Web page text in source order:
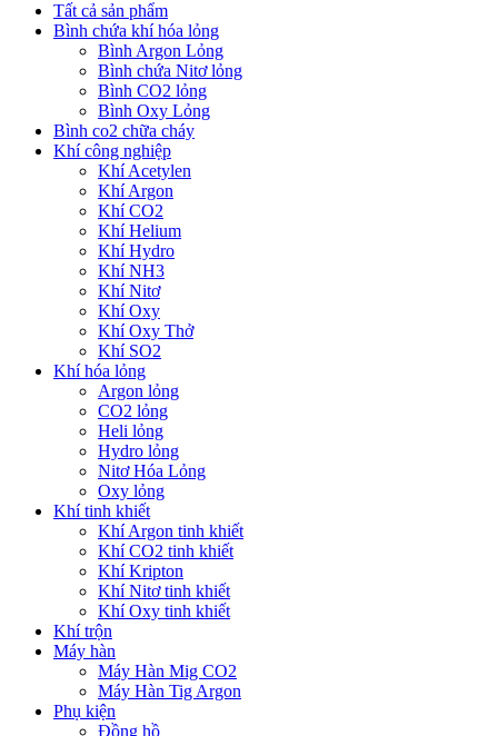
Tất cả sản phẩm
Bình chứa khí hóa lỏng
Bình Argon Lỏng
Bình chứa Nitơ lỏng
Bình CO2 lỏng
Bình Oxy Lỏng
Bình co2 chữa cháy
Khí công nghiệp
Khí Acetylen
Khí Argon
Khí CO2
Khí Helium
Khí Hydro
Khí NH3
Khí Nitơ
Khí Oxy
Khí Oxy Thở
Khí SO2
Khí hóa lỏng
Argon lỏng
CO2 lỏng
Heli lỏng
Hydro lỏng
Nitơ Hóa Lỏng
Oxy lỏng
Khí tinh khiết
Khí Argon tinh khiết
Khí CO2 tinh khiết
Khí Kripton
Khí Nitơ tinh khiết
Khí Oxy tinh khiết
Khí trộn
Máy hàn
Máy Hàn Mig CO2
Máy Hàn Tig Argon
Phụ kiện
Đồng hồ